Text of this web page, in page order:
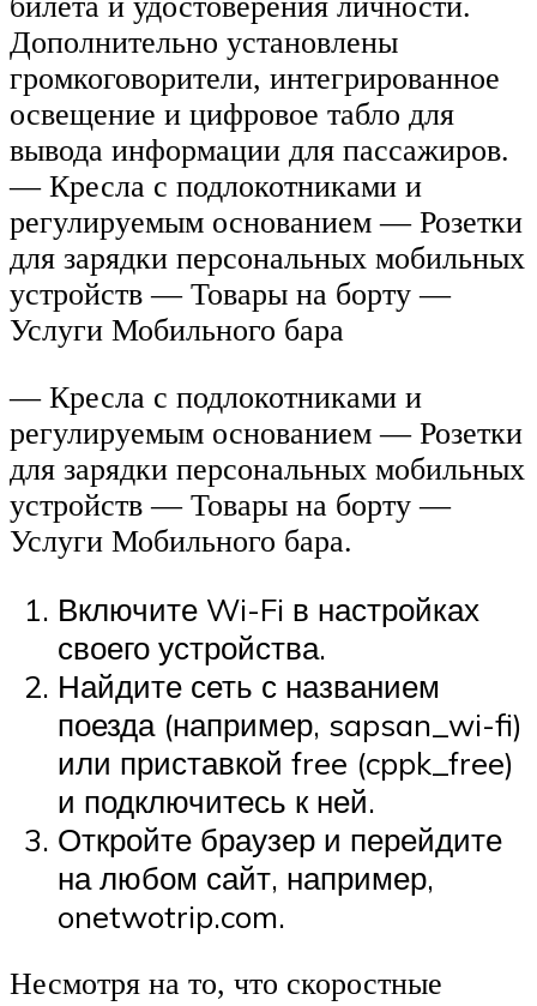
Дополнительно установлены
громкоговорители, интегрированное
освещение и цифровое табло для
вывода информации для пассажиров.
— Кресла с подлокотниками и
регулируемым основанием — Розетки
для зарядки персональных мобильных
устройств — Товары на борту —
Услуги Мобильного бара
— Кресла с подлокотниками и
регулируемым основанием — Розетки
для зарядки персональных мобильных
устройств — Товары на борту —
Услуги Мобильного бара.
Включите Wi-Fi в настройках
своего устройства.
Найдите сеть с названием
поезда (например, sapsan_wi-fi)
или приставкой free (cppk_free)
и подключитесь к ней.
Откройте браузер и перейдите
на любом сайт, например,
onetwotrip.com.
Несмотря на то, что скоростные